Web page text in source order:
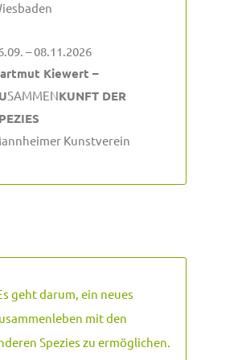
– 08.11.2026
Kiewert –
SAMMENKUNFT DER
Kunstverein
geht darum, ein neues
mit den
Spezies zu ermöglichen.